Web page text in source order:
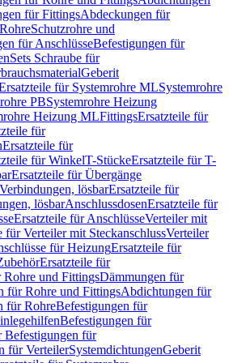
für FittingsAbdeckungen für
Schutzrohre und
für AnschlüsseBefestigungen für
Sets Schraube für
Geberit
für Systemrohre MLSystemrohre
PBSystemrohre Heizung
Heizung MLFittingsErsatzteile für
für
Ersatzteile für
für WinkelT-StückeErsatzteile für T-
Ersatzteile für Übergänge
lösbarErsatzteile für
lösbarAnschlussdosenErsatzteile für
Ersatzteile für AnschlüsseVerteiler mit
für Verteiler mit SteckanschlussVerteiler
für HeizungErsatzteile für
Ersatzteile für
und FittingsDämmungen für
für Rohre und FittingsAbdichtungen für
für RohreBefestigungen für
Befestigungen für
Befestigungen für
für VerteilerSystemdichtungenGeberit